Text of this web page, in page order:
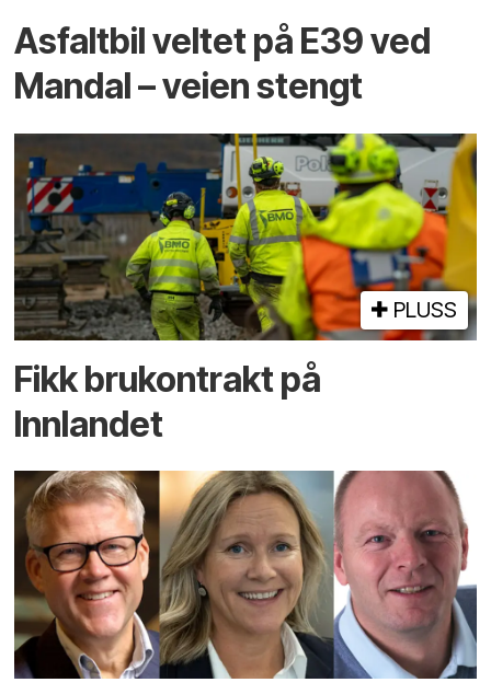
Asfaltbil veltet på E39 ved
Mandal – veien stengt
PLUSS
Fikk brukontrakt på
Innlandet